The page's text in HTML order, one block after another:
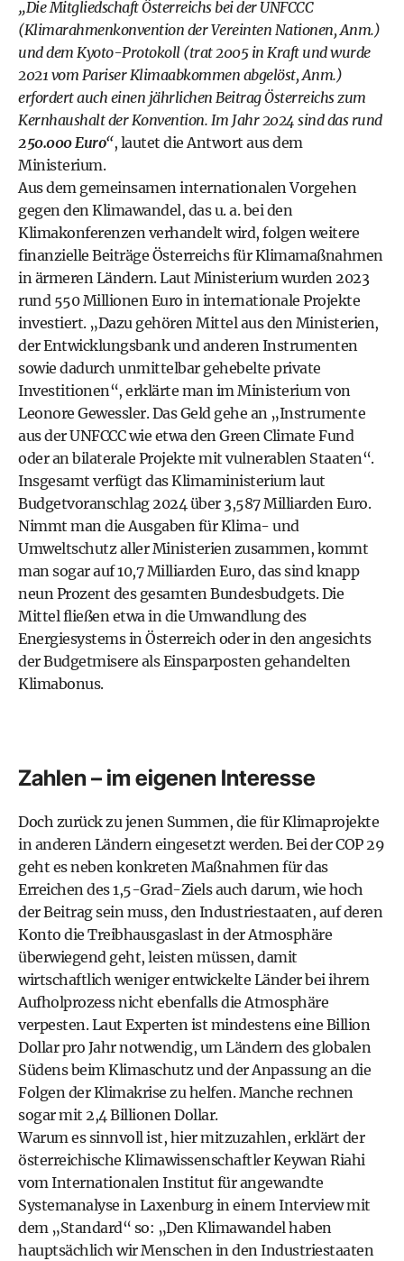
„Die Mitgliedschaft Österreichs bei der UNFCCC
(Klimarahmenkonvention der Vereinten Nationen, Anm.)
und dem Kyoto-Protokoll (trat 2005 in Kraft und wurde
2021 vom Pariser Klimaabkommen abgelöst, Anm.)
erfordert auch einen jährlichen Beitrag Österreichs zum
Kernhaushalt der Konvention. Im Jahr 2024 sind das rund
250.000 Euro“, lautet die Antwort aus dem
Ministerium.
Aus dem gemeinsamen internationalen Vorgehen
gegen den Klimawandel, das u. a. bei den
Klimakonferenzen verhandelt wird, folgen weitere
finanzielle Beiträge Österreichs für Klimamaßnahmen
in ärmeren Ländern. Laut Ministerium wurden 2023
rund 550 Millionen Euro in internationale Projekte
investiert. „Dazu gehören Mittel aus den Ministerien,
der Entwicklungsbank und anderen Instrumenten
sowie dadurch unmittelbar gehebelte private
Investitionen“, erklärte man im Ministerium von
Leonore Gewessler. Das Geld gehe an „Instrumente
aus der UNFCCC wie etwa den Green Climate Fund
oder an bilaterale Projekte mit vulnerablen Staaten“.
Insgesamt verfügt das Klimaministerium laut
Budgetvoranschlag 2024 über 3,587 Milliarden Euro.
Nimmt man die Ausgaben für Klima- und
Umweltschutz aller Ministerien zusammen, kommt
man sogar auf 10,7 Milliarden Euro, das sind knapp
neun Prozent des gesamten Bundesbudgets. Die
Mittel fließen etwa in die Umwandlung des
Energiesystems in Österreich oder in den angesichts
der Budgetmisere als Einsparposten gehandelten
Klimabonus.
Zahlen – im eigenen Interesse
Doch zurück zu jenen Summen, die für Klimaprojekte
in anderen Ländern eingesetzt werden. Bei der COP 29
geht es neben konkreten Maßnahmen für das
Erreichen des 1,5-Grad-Ziels auch da­rum, wie hoch
der Beitrag sein muss, den Industriestaaten, auf deren
Konto die Treibhausgaslast in der Atmosphäre
überwiegend geht, leisten müssen, damit
wirtschaftlich weniger entwickelte Länder bei ihrem
Aufholprozess nicht ebenfalls die Atmosphäre
verpesten. Laut Experten ist mindestens eine Billion
Dollar pro Jahr notwendig, um Ländern des globalen
Südens beim Klimaschutz und der Anpassung an die
Folgen der Klimakrise zu helfen. Manche rechnen
sogar mit 2,4 Billionen Dollar.
Warum es sinnvoll ist, hier mitzuzahlen, erklärt der
österreichische Klimawissenschaftler Keywan Riahi
vom Internationalen Institut für angewandte
Systemanalyse in Laxenburg in einem Interview mit
dem „Standard“ so: „Den Klimawandel haben
hauptsächlich wir Menschen in den Industriestaaten